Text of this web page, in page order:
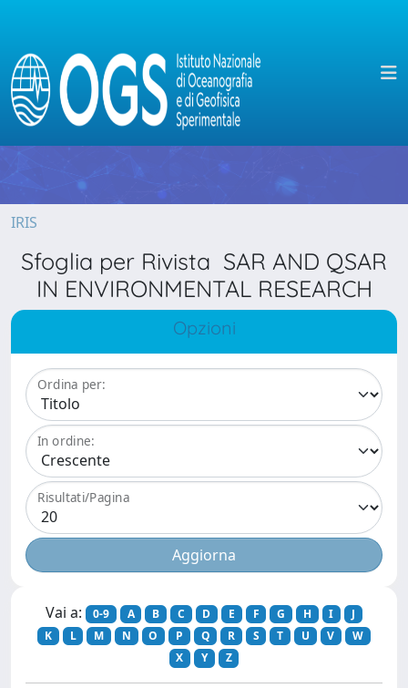
IRIS
Sfoglia per Rivista SAR AND QSAR
IN ENVIRONMENTAL RESEARCH
Opzioni
Ordina per:
In ordine:
Risultati/Pagina
Vai a: 0-9 A B C D E F G H I
J
K
L M N O P Q R S T U V
W
X
Y Z